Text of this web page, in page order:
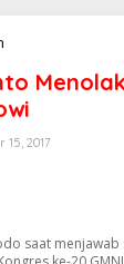
t
y
a
N
t
15, 2017
saat